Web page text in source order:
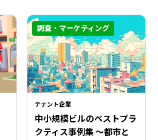
閉じる
閉じる
テナント企業
中小規模ビルのベストプラ
クティス事例集 ～都市と
調査・マーケティング